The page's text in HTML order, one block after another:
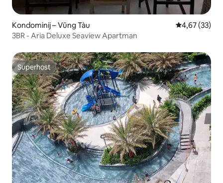
Kondominij – Vũng Tàu Prosječna
4,67 (33)
3BR - Aria Deluxe Seaview Apartman
Superhost
Superhost